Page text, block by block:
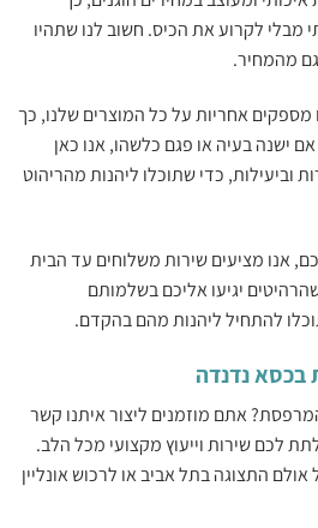
מבלי לקרוע את הכיס. חשוב לנו שתהיו
מהמחיר.
מספקים אחריות על כל המוצרים שלנו, כך
ישנה בעיה או פגם כלשהו, אנו כאן
וביעילות, כדי שתוכלו ליהנות מהריהוט
אנו מציעים שירות משלוחים עד הבית
יגיעו אליכם בשלמותם
להתחיל ליהנות מהם בהקדם.
בכסא נדנדה
אתם מוזמנים ליצור איתנו קשר
לכם שירות וייעוץ מקצועי מכל הלב.
התצוגה בתל אביב או לרכוש אונליין